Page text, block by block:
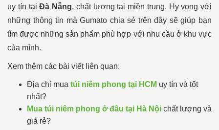
uy tín tạiĐà Nẵng, chất lượng tại miền trung. Hy vọng với
những thông tin mà Gumato chia sẻ trên đây sẽ giúp bạn
tìm được những sản phẩm phù hợp với nhu cầu ở khu vực
của mình.
Xem thêm các bài viết liên quan:
Địa chỉ mua túi niêm phong tại HCM uy tín và tốt
nhất?
Mua túi niêm phong ở đâu tại Hà Nội chất lượng và
giá rẻ?